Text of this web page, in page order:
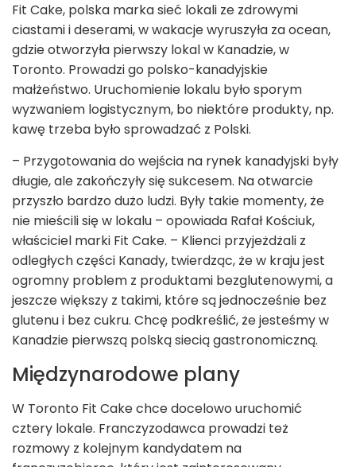
Fit Cake, polska marka sieć lokali ze zdrowymi
ciastami i deserami, w wakacje wyruszyła za ocean,
gdzie otworzyła pierwszy lokal w Kanadzie, w
Toronto. Prowadzi go polsko-kanadyjskie
małżeństwo. Uruchomienie lokalu było sporym
wyzwaniem logistycznym, bo niektóre produkty, np.
kawę trzeba było sprowadzać z Polski.
– Przygotowania do wejścia na rynek kanadyjski były
długie, ale zakończyły się sukcesem. Na otwarcie
przyszło bardzo dużo ludzi. Były takie momenty, że
nie mieścili się w lokalu – opowiada Rafał Kościuk,
właściciel marki Fit Cake. – Klienci przyjeżdżali z
odległych części Kanady, twierdząc, że w kraju jest
ogromny problem z produktami bezglutenowymi, a
jeszcze większy z takimi, które są jednocześnie bez
glutenu i bez cukru. Chcę podkreślić, że jesteśmy w
Kanadzie pierwszą polską siecią gastronomiczną.
Międzynarodowe plany
W Toronto Fit Cake chce docelowo uruchomić
cztery lokale. Franczyzodawca prowadzi też
rozmowy z kolejnym kandydatem na